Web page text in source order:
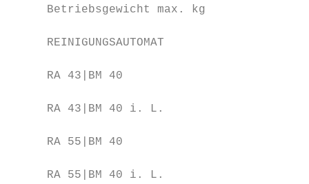
Betriebsgewicht max. kg
REINIGUNGSAUTOMAT
RA 43|BM 40
RA 43|BM 40 i. L.
RA 55|BM 40
RA 55|BM 40 i. L.